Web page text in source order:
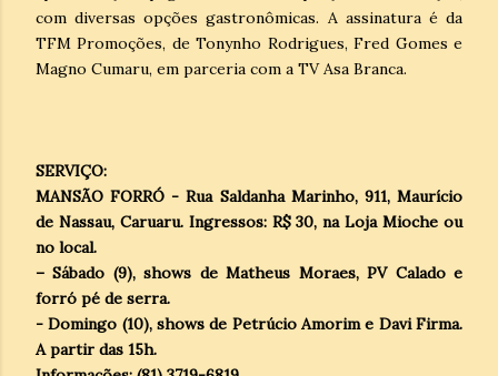
com diversas opções gastronômicas. A assinatura é da
TFM Promoções, de Tonynho Rodrigues, Fred Gomes e
Magno Cumaru, em parceria com a TV Asa Branca.
SERVIÇO:
MANSÃO FORRÓ - Rua Saldanha Marinho, 911, Maurício
de Nassau, Caruaru. Ingressos: R$ 30, na Loja Mioche ou
no local.
– Sábado (9), shows de Matheus Moraes, PV Calado e
forró pé de serra.
- Domingo (10), shows de Petrúcio Amorim e Davi Firma.
A partir das 15h.